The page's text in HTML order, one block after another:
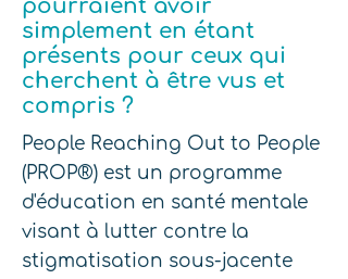
pourraient avoir
simplement en étant
présents pour ceux qui
cherchent à être vus et
compris ?
People Reaching Out to People
(PROP®) est un programme
d'éducation en santé mentale
visant à lutter contre la
stigmatisation sous-jacente